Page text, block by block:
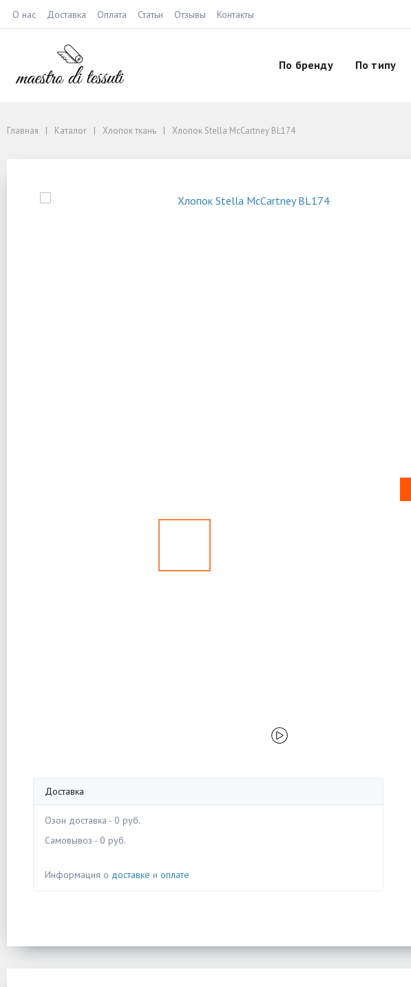
О нас Доставка Оплата Статьи Отзывы Контакты
По бренду По типу
Главная Каталог Хлопок ткань Хлопок Stella McCartney BL174
Доставка
Озон доставка - 0 руб.
Самовывоз - 0 руб.
Информация о доставке и оплате